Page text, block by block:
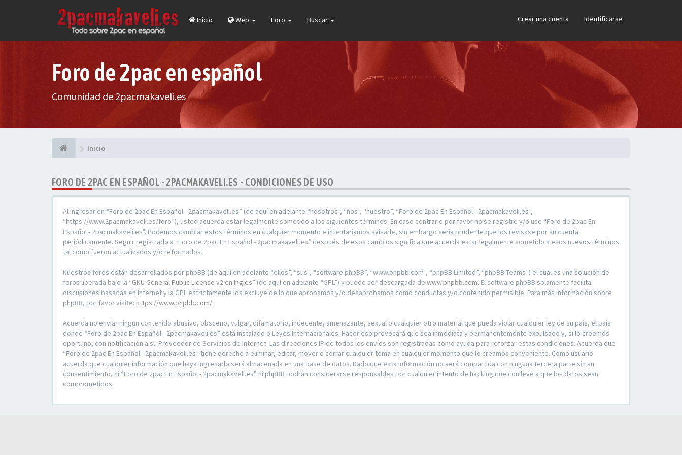
Inicio Web Foro Buscar Crear una cuenta Identificarse
Foro de 2pac en español
Comunidad de 2pacmakaveli.es
Inicio
FORO DE 2PAC EN ESPAÑOL - 2PACMAKAVELI.ES - CONDICIONES DE USO
Al ingresar en “Foro de 2pac En Español - 2pacmakaveli.es” (de aquí en adelante “nosotros”, “nos”, “nuestro”, “Foro de 2pac En Español - 2pacmakaveli.es”,
“https://www.2pacmakaveli.es/foro”), usted acuerda estar legalmente sometido a los siguientes términos. En caso contrario por favor no se registre y/o use “Foro de 2pac En
Español - 2pacmakaveli.es”. Podemos cambiar estos términos en cualquier momento e intentaríamos avisarle, sin embargo sería prudente que los revisase por su cuenta
periódicamente. Seguir registrado a “Foro de 2pac En Español - 2pacmakaveli.es” después de esos cambios significa que acuerda estar legalmente sometido a esos nuevos términos
tal como fueron actualizados y/o reformados.
Nuestros foros están desarrollados por phpBB (de aquí en adelante “ellos”, “sus”, “software phpBB”, “www.phpbb.com”, “phpBB Limited”, “phpBB Teams”) el cual es una solución de
foros liberada bajo la “GNU General Public License v2 en Ingles” (de aquí en adelante “GPL”) y puede ser descargada de www.phpbb.com. El software phpBB solamente facilita
discusiones basadas en Internet y la GPL estrictamente los excluye de lo que aprobamos y/o desaprobamos como conductas y/o contenido permisible. Para más información sobre
phpBB, por favor visite: https://www.phpbb.com/.
Acuerda no enviar ningun contenido abusivo, obsceno, vulgar, difamatorio, indecente, amenazante, sexual o cualquier otro material que pueda violar cualquier ley de su país, el país
donde “Foro de 2pac En Español - 2pacmakaveli.es” está instalado o Leyes Internacionales. Hacer eso provocará que sea inmediata y permanentemente expulsado y, si lo creemos
oportuno, con notificación a su Proveedor de Servicios de Internet. Las direcciones IP de todos los envíos son registradas como ayuda para reforzar estas condiciones. Acuerda que
“Foro de 2pac En Español - 2pacmakaveli.es” tiene derecho a eliminar, editar, mover o cerrar cualquier tema en cualquier momento que lo creamos conveniente. Como usuario
acuerda que cualquier información que haya ingresado será almacenada en una base de datos. Dado que esta información no será compartida con ninguna tercera parte sin su
consentimiento, ni “Foro de 2pac En Español - 2pacmakaveli.es” ni phpBB podrán considerarse responsables por cualquier intento de hacking que conlleve a que los datos sean
comprometidos.